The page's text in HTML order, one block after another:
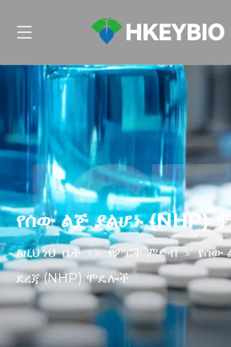
የሰው ልጅ ያልሆኑ (NHP)
እዚህ ነህ ቤት ፡ » የምርት ምድብ » የሰው
ደረጃ (NHP) ሞዴሎች